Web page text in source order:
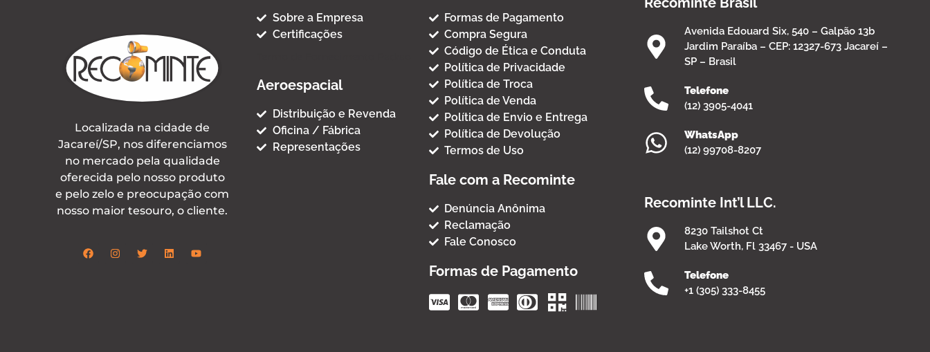
Localizada na cidade de
Jacareí/SP, nos diferenciamos
no mercado pela qualidade
oferecida pelo nosso produto
e pelo zelo e preocupação com
nosso maior tesouro, o cliente.
Sobre a Empresa
Certificações
Aeroespacial
Distribuição e Revenda
Oficina / Fábrica
Representações
Formas de Pagamento
Compra Segura
Código de Ética e Conduta
Política de Privacidade
Política de Troca
Política de Venda
Política de Envio e Entrega
Política de Devolução
Termos de Uso
Fale com a Recominte
Denúncia Anônima
Reclamação
Fale Conosco
Formas de Pagamento
Avenida Edouard Six, 540 – Galpão 13b
Jardim Paraíba – CEP: 12327-673 Jacareí –
SP – Brasil
Telefone
(12) 3905-4041
WhatsApp
(12) 99708-8207
Recominte Int’l LLC.
8230 Tailshot Ct
Lake Worth, Fl 33467 - USA
Telefone
+1 (305) 333-8455